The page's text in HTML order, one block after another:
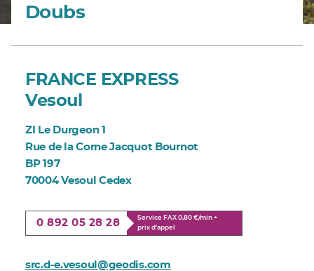
Doubs
FRANCE EXPRESS
Vesoul
ZI Le Durgeon 1
Rue de la Corne Jacquot Bournot
BP 197
70004 Vesoul Cedex
0 892 05 28 28
Service FAX 0,80 €/min +
prix d'appel
src.d-e.vesoul@geodis.com